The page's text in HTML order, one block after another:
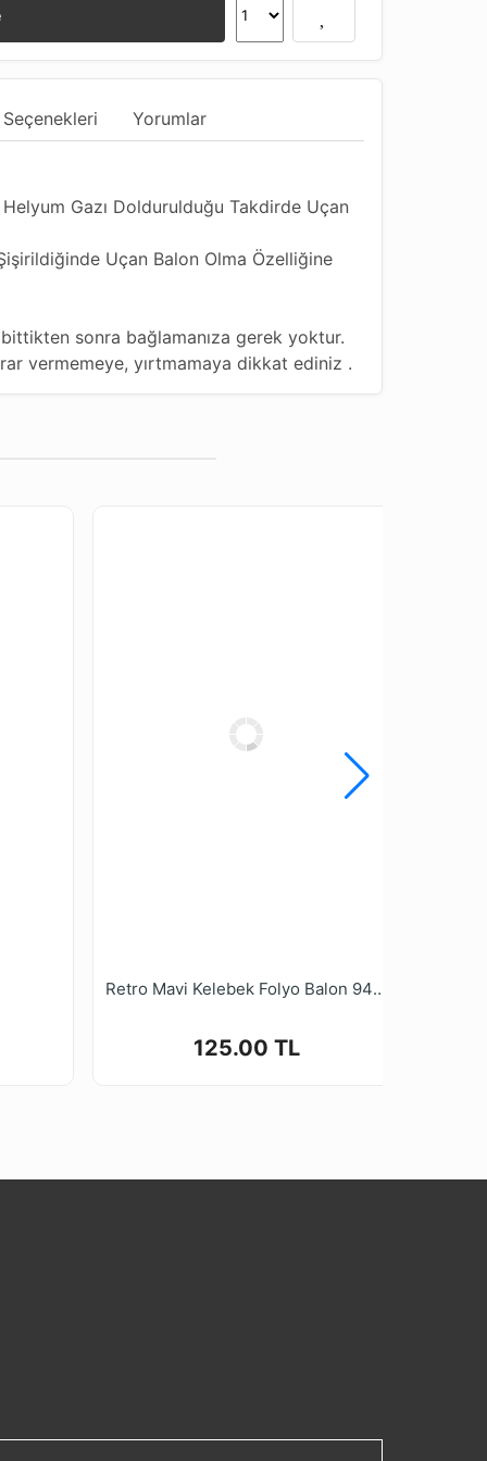
Yorumlar
Gazı Doldurulduğu Takdirde Uçan
Uçan Balon Olma Özelliğine
sonra bağlamanıza gerek yoktur.
vermemeye, yırtmamaya dikkat ediniz .
Retro Mavi Kelebek Folyo Balon 94*73 cm
125.00 TL